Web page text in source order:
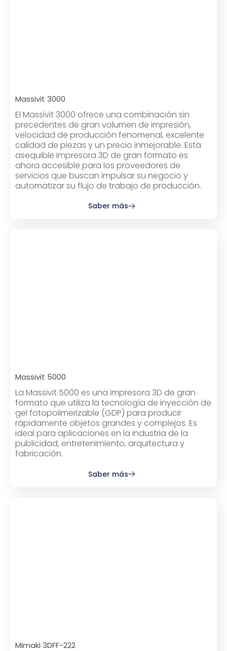
Massivit 3000
El Massivit 3000 ofrece una combinación sin
precedentes de gran volumen de impresión,
velocidad de producción fenomenal, excelente
calidad de piezas y un precio inmejorable. Esta
asequible impresora 3D de gran formato es
ahora accesible para los proveedores de
servicios que buscan impulsar su negocio y
automatizar su flujo de trabajo de producción.
Saber más
Massivit 5000
La Massivit 5000 es una impresora 3D de gran
formato que utiliza la tecnología de inyección de
gel fotopolimerizable (GDP) para producir
rápidamente objetos grandes y complejos. Es
ideal para aplicaciones en la industria de la
publicidad, entretenimiento, arquitectura y
fabricación.
Saber más
Mimaki 3DFF-222